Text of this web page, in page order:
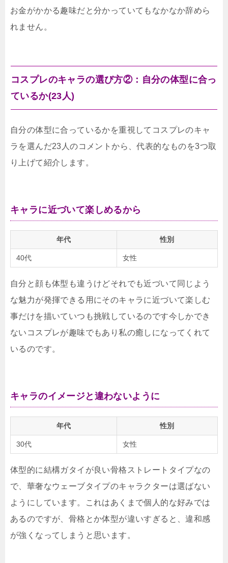
お金がかかる趣味だと分かっていてもなかなか辞めら
れません。
コスプレのキャラの選び方②：自分の体型に合っ
ているか(23人)
自分の体型に合っているかを重視してコスプレのキャ
ラを選んだ23人のコメントから、代表的なものを3つ取
り上げて紹介します。
キャラに近づいて楽しめるから
年代 性別
40代 女性
自分と顔も体型も違うけどそれでも近づいて同じよう
な魅力が発揮できる用にそのキャラに近づいて楽しむ
事だけを描いていつも挑戦しているのです今しかでき
ないコスプレが趣味でもあり私の癒しになってくれて
いるのです。
キャラのイメージと違わないように
年代 性別
30代 女性
体型的に結構ガタイが良い骨格ストレートタイプなの
で、華奢なウェーブタイプのキャラクターは選ばない
ようにしています。これはあくまで個人的な好みでは
あるのですが、骨格とか体型が違いすぎると、違和感
が強くなってしまうと思います。